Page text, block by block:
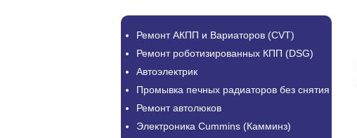
Ремонт АКПП и Вариаторов (CVT)
Ремонт роботизированных КПП (DSG)
Автоэлектрик
Промывка печных радиаторов без снятия
Ремонт автолюков
Электроника Cummins (Камминз)